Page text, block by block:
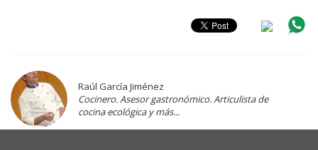
Raúl García Jiménez
Cocinero. Asesor gastronómico. Articulista de
cocina ecológica y más...